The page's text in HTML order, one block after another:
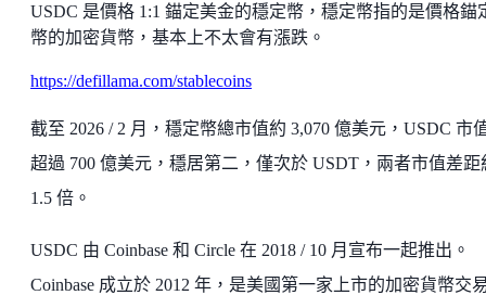
USDC 是價格 1:1 錨定美金的穩定幣，穩定幣指的是價格錨
幣的加密貨幣，基本上不太會有漲跌。
https://defillama.com/stablecoins
截至 2026 / 2 月，穩定幣總市值約 3,070 億美元，USDC 市
超過 700 億美元，穩居第二，僅次於 USDT，兩者市值差距
1.5 倍。
USDC 由 Coinbase 和 Circle 在 2018 / 10 月宣布一起推出。
Coinbase 成立於 2012 年，是美國第一家上市的加密貨幣交